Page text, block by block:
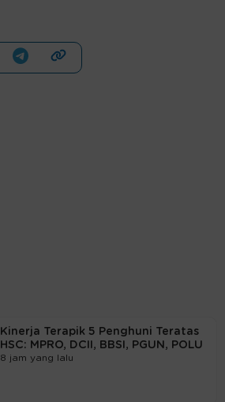
Kinerja Terapik 5 Penghuni Teratas
HSC: MPRO, DCII, BBSI, PGUN, POLU
8 jam yang lalu